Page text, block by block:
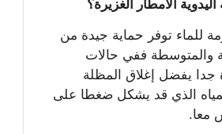
الأمطار الغزيرة؟
للماء توفر حماية جيدة من
والمتوسطة ففي حالات
جدا يفضل إغلاق المظلة
الذي قد يشكل ضغطا على
معا.